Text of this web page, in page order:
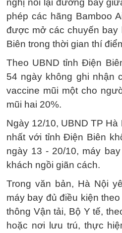
nghị nối lại đường bay
phép các hãng Bamboo
được mở các chuyến
Biên trong thời gian thí
Theo UBND tỉnh Điện
54 ngày không ghi nhận
vaccine mũi một cho
mũi hai 20%.
Ngày 12/10, UBND TP
nhất với tỉnh Điện Biên
ngày 13 - 20/10, máy
khách ngồi giãn cách.
Trong văn bản, Hà Nội
máy bay đủ điều kiện
thông Vận tải, Bộ Y tế,
hoặc nơi lưu trú, thực